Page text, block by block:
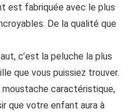
est fabriquée avec le plus
De la qualité que
c’est la peluche la plus
que vous puissiez trouver.
caractéristique,
que votre enfant aura à